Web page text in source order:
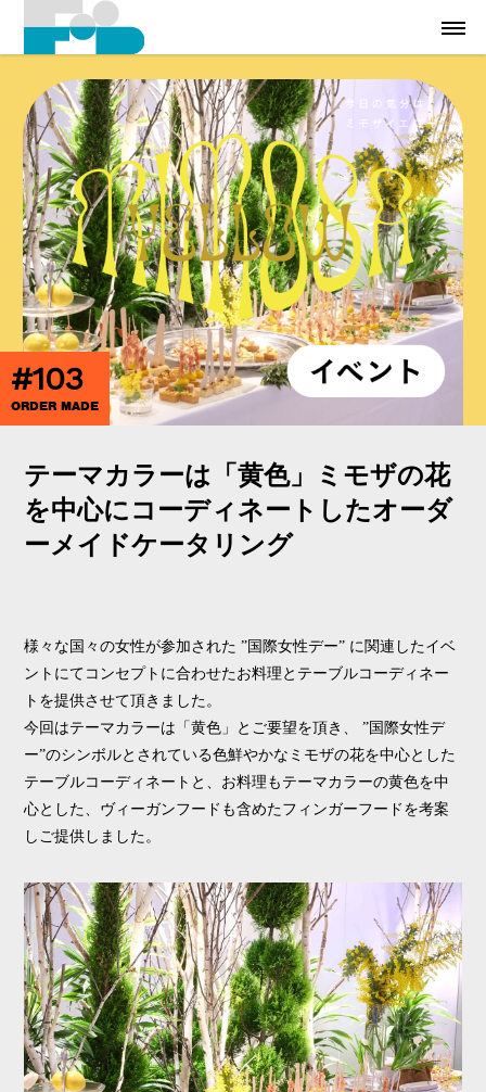
#103
ORDER MADE
テーマカラーは「黄色」ミモザの花
を中心にコーディネートしたオーダ
ーメイドケータリング
様々な国々の女性が参加された ”国際女性デー” に関連したイベ
ントにてコンセプトに合わせたお料理とテーブルコーディネー
トを提供させて頂きました。
今回はテーマカラーは「黄色」とご要望を頂き、 ”国際女性デ
ー”のシンボルとされている色鮮やかなミモザの花を中心とした
テーブルコーディネートと、お料理もテーマカラーの黄色を中
心とした、ヴィーガンフードも含めたフィンガーフードを考案
しご提供しました。